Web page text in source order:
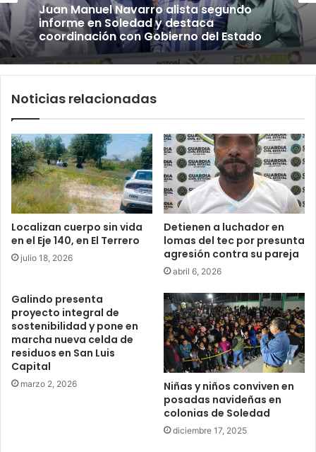
Juan Manuel Navarro alista segundo
informe en Soledad y destaca
coordinación con Gobierno del Estado
Noticias relacionadas
Localizan cuerpo sin vida
en el Eje 140, en El Terrero
julio 18, 2026
Detienen a luchador en
lomas del tec por presunta
agresión contra su pareja
abril 6, 2026
Galindo presenta
proyecto integral de
sostenibilidad y pone en
marcha nueva celda de
residuos en San Luis
Capital
marzo 2, 2026
Niñas y niños conviven en
posadas navideñas en
colonias de Soledad
diciembre 17, 2025